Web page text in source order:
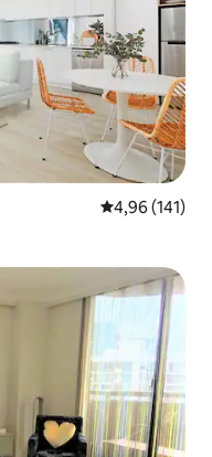
4,96 ud af 5 i
4,96 (141)